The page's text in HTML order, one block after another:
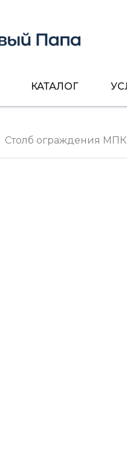
КАТАЛОГ
Столб ограждения МПК